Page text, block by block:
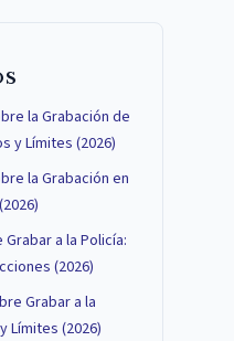
la Grabación de
y Límites (2026)
la Grabación en
a la Policía:
(2026)
Grabar a la
Límites (2026)